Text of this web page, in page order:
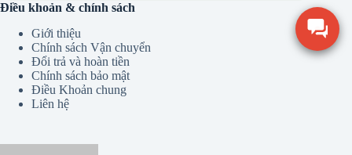
Điều khoản & chính sách
Giới thiệu
Chính sách Vận chuyển
Đổi trả và hoàn tiền
Chính sách bảo mật
Điều Khoản chung
Liên hệ